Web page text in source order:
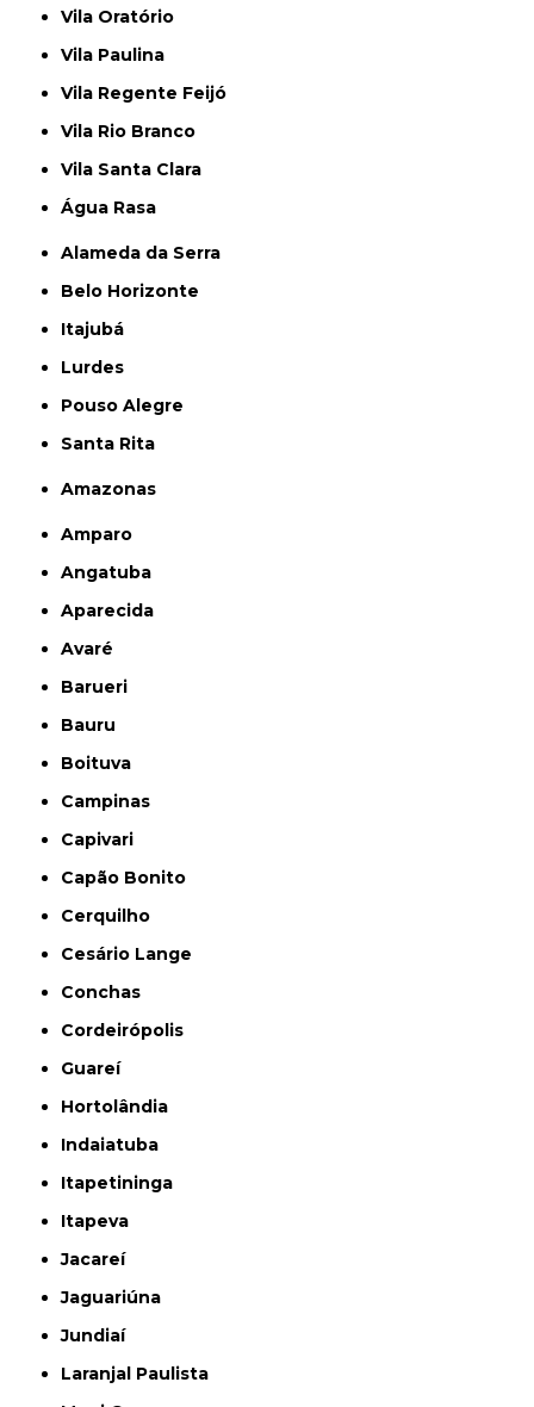
Vila Oratório
Vila Paulina
Vila Regente Feijó
Vila Rio Branco
Vila Santa Clara
Água Rasa
Alameda da Serra
Belo Horizonte
Itajubá
Lurdes
Pouso Alegre
Santa Rita
Amazonas
Amparo
Angatuba
Aparecida
Avaré
Barueri
Bauru
Boituva
Campinas
Capivari
Capão Bonito
Cerquilho
Cesário Lange
Conchas
Cordeirópolis
Guareí
Hortolândia
Indaiatuba
Itapetininga
Itapeva
Jacareí
Jaguariúna
Jundiaí
Laranjal Paulista